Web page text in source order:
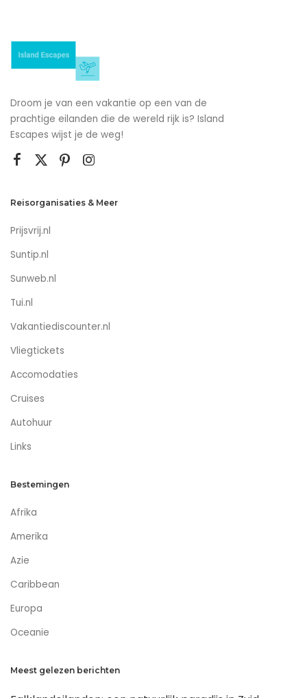
Droom je van een vakantie op een van de
prachtige eilanden die de wereld rijk is? Island
Escapes wijst je de weg!
Reisorganisaties & Meer
Prijsvrij.nl
Suntip.nl
Sunweb.nl
Tui.nl
Vakantiediscounter.nl
Vliegtickets
Accomodaties
Cruises
Autohuur
Links
Bestemingen
Afrika
Amerika
Azie
Caribbean
Europa
Oceanie
Meest gelezen berichten